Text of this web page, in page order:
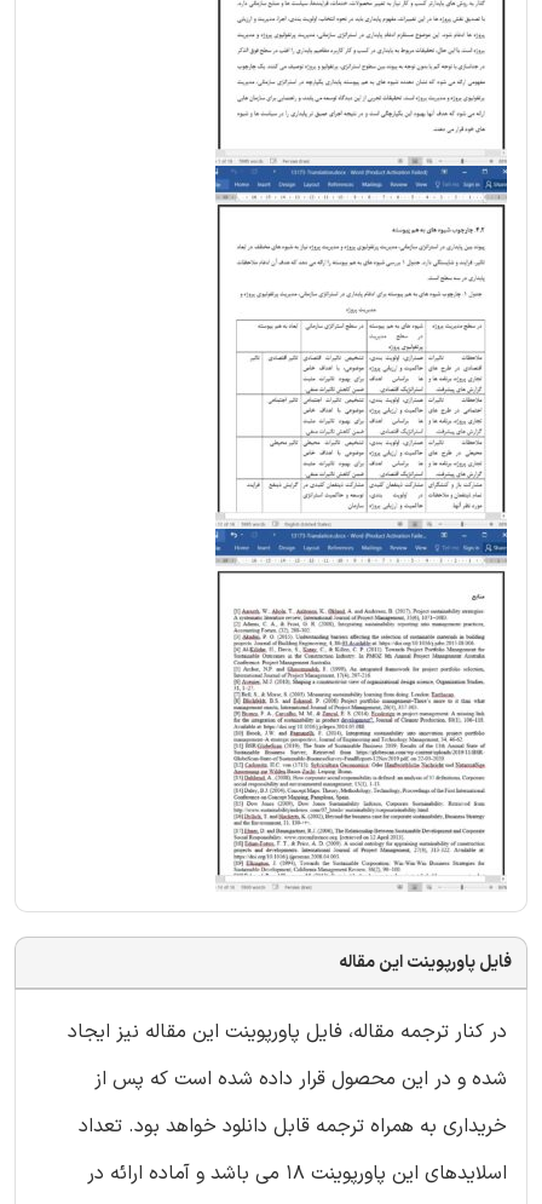
فایل پاورپوینت این مقاله
در کنار ترجمه مقاله، فایل پاورپوینت این مقاله نیز ایجاد
شده و در این محصول قرار داده شده است که پس از
خریداری به همراه ترجمه قابل دانلود خواهد بود. تعداد
اسلایدهای این پاورپوینت 18 می باشد و آماده ارائه در